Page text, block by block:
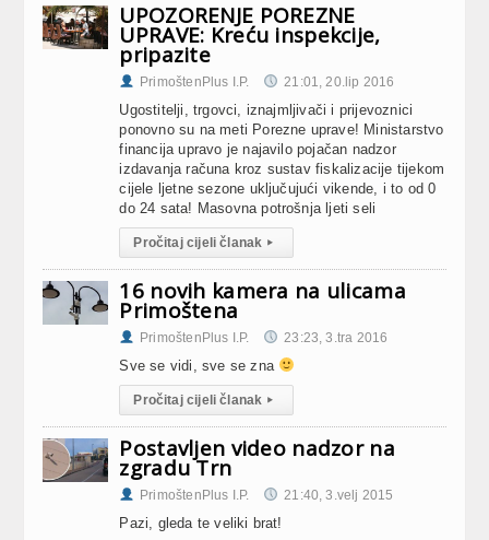
UPOZORENJE POREZNE
UPRAVE: Kreću inspekcije,
pripazite
PrimoštenPlus I.P. 21:01, 20.lip 2016
Ugostitelji, trgovci, iznajmljivači i prijevoznici
ponovno su na meti Porezne uprave! Ministarstvo
financija upravo je najavilo pojačan nadzor
izdavanja računa kroz sustav fiskalizacije tijekom
cijele ljetne sezone uključujući vikende, i to od 0
do 24 sata! Masovna potrošnja ljeti seli
Pročitaj cijeli članak ▸
16 novih kamera na ulicama
Primoštena
PrimoštenPlus I.P. 23:23, 3.tra 2016
Sve se vidi, sve se zna
Pročitaj cijeli članak ▸
Postavljen video nadzor na
zgradu Trn
PrimoštenPlus I.P. 21:40, 3.velj 2015
Pazi, gleda te veliki brat!